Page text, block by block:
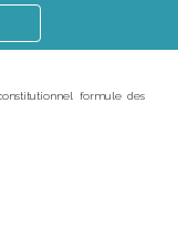
formule des